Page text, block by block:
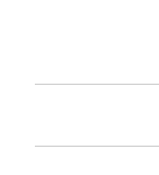
principal